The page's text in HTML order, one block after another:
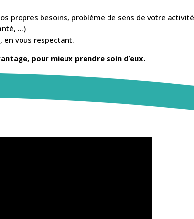
propres besoins, problème de sens de votre activité
…)
en vous respectant.
pour mieux prendre soin d’eux.